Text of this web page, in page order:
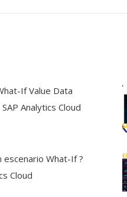
If Value Data
Analytics Cloud
escenario What-If ?
Cloud